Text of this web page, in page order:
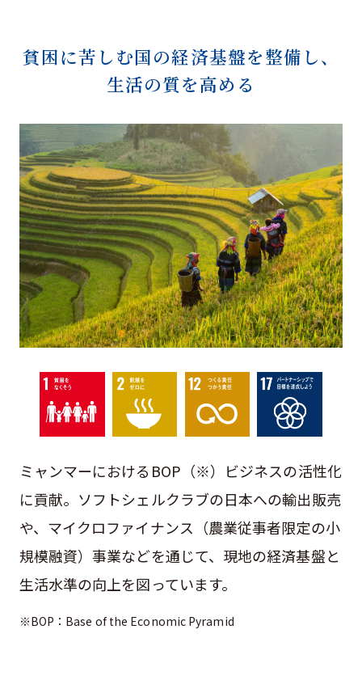
貧困に苦しむ国の経済基盤を整備し、
生活の質を高める
ミャンマーにおけるBOP（※）ビジネスの活性化
に貢献。ソフトシェルクラブの日本への輸出販売
や、マイクロファイナンス（農業従事者限定の小
規模融資）事業などを通じて、現地の経済基盤と
生活水準の向上を図っています。
※BOP：Base of the Economic Pyramid